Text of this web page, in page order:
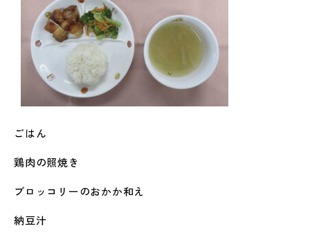
ごはん
鶏肉の照焼き
ブロッコリーのおかか和え
納豆汁